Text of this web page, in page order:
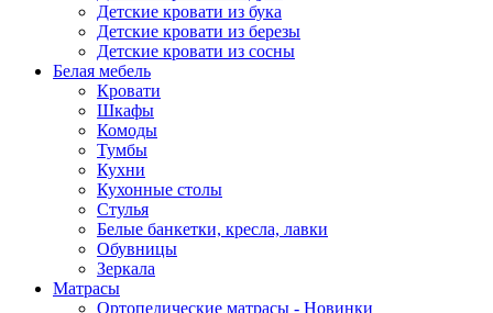
Детские кровати из бука
Детские кровати из березы
Детские кровати из сосны
Белая мебель
Кровати
Шкафы
Комоды
Тумбы
Кухни
Кухонные столы
Стулья
Белые банкетки, кресла, лавки
Обувницы
Зеркала
Матрасы
Ортопедические матрасы - Новинки